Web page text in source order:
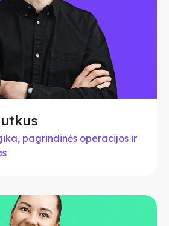
pagrindinės operacijos ir